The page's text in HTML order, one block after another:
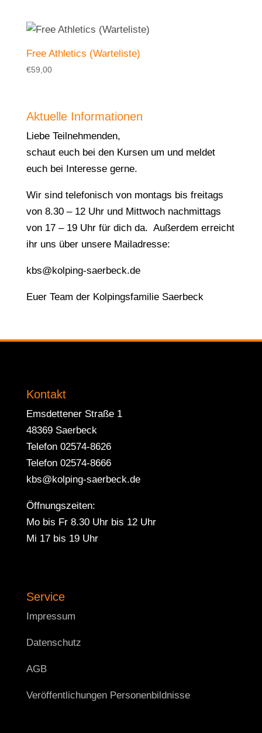
Free Athletics (Warteliste)
€59,00
Aktuelle Informationen
Liebe Teilnehmenden,
schaut euch bei den Kursen um und meldet
euch bei Interesse gerne.
Wir sind telefonisch von montags bis freitags
von 8.30 – 12 Uhr und Mittwoch nachmittags
von 17 – 19 Uhr für dich da. Außerdem erreicht
ihr uns über unsere Mailadresse:
kbs@kolping-saerbeck.de
Euer Team der Kolpingsfamilie Saerbeck
Kontakt
Emsdettener Straße 1
48369 Saerbeck
Telefon 02574-8626
Telefon 02574-8666
kbs@kolping-saerbeck.de
Öffnungszeiten:
Mo bis Fr 8.30 Uhr bis 12 Uhr
Mi 17 bis 19 Uhr
Service
Impressum
Datenschutz
AGB
Veröffentlichungen Personenbildnisse